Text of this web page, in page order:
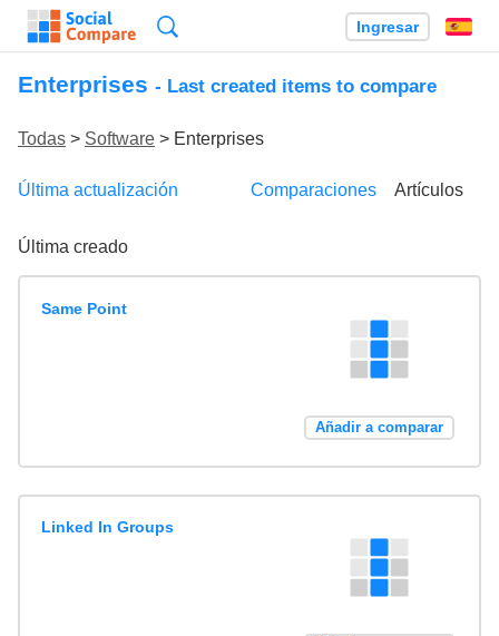
Ingresar
Enterprises - Last created items to compare
Todas > Software > Enterprises
Última actualización
Última creado
Comparaciones Artículos
Same Point
Añadir a comparar
Linked In Groups